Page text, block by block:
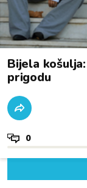
Bijela
prigodu
0